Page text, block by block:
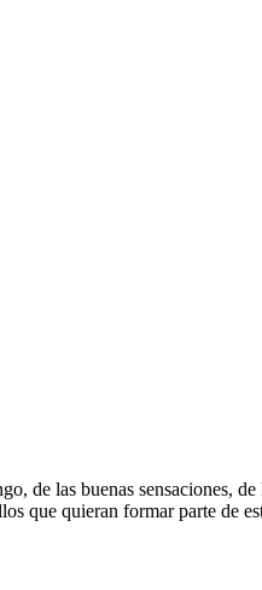
de las buenas sensaciones,
que quieran formar parte de